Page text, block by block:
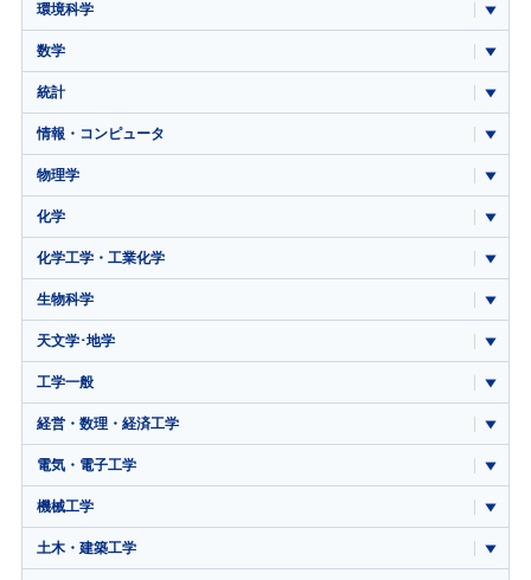
環境科学
数学
統計
情報・コンピュータ
物理学
化学
化学工学・工業化学
生物科学
天文学･地学
工学一般
経営・数理・経済工学
電気・電子工学
機械工学
土木・建築工学